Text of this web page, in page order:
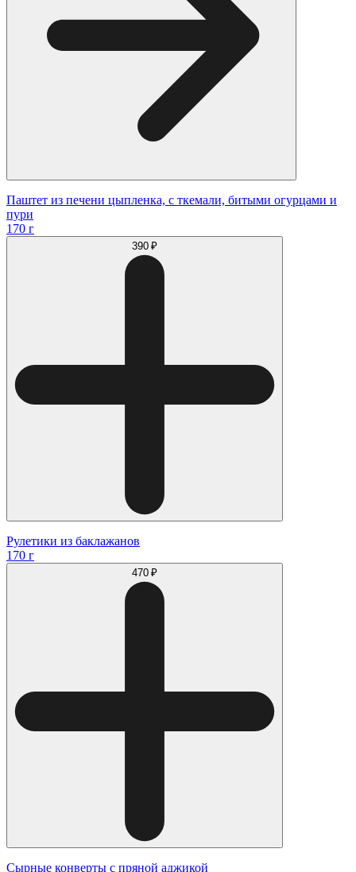
Паштет из печени цыпленка, с ткемали, битыми огурцами и
пури
170 г
390 ₽
Рулетики из баклажанов
170 г
470 ₽
Сырные конверты с пряной аджикой